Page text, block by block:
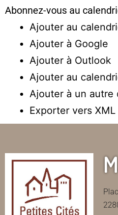
Abonnez-vous au
Ajouter au
Ajouter à Google
Ajouter à Outlook
Ajouter au
Ajouter à un autre
Exporter vers XML